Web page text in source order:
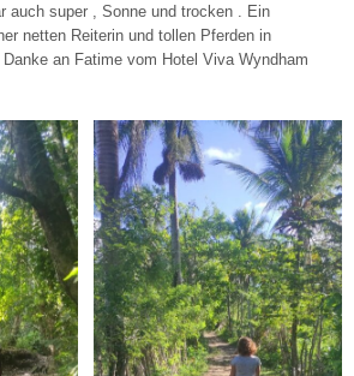
auch super , Sonne und trocken . Ein
netten Reiterin und tollen Pferden in
an Fatime vom Hotel Viva Wyndham